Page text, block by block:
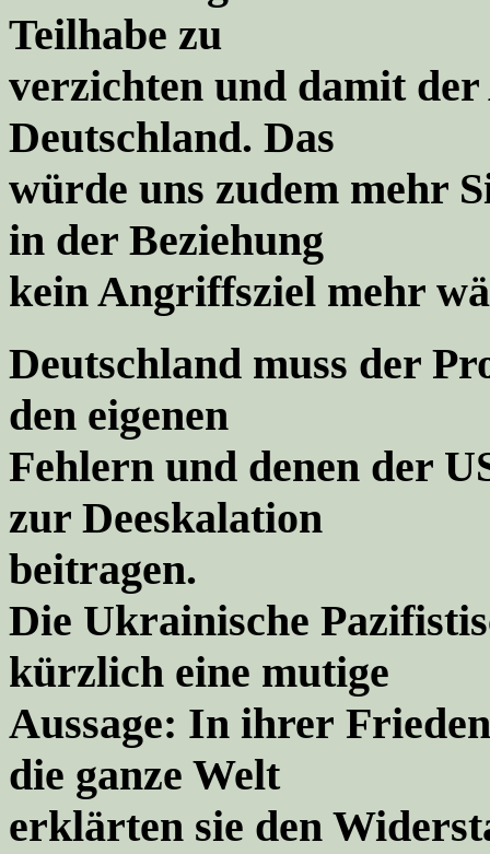
Teilhabe zu
verzichten und damit der
Deutschland. Das
würde uns zudem mehr
in der Beziehung
kein Angriffsziel mehr
Deutschland muss der
den eigenen
Fehlern und denen der
zur Deeskalation
beitragen.
Die Ukrainische
kürzlich eine mutige
Aussage: In ihrer
die ganze Welt
erklärten sie den